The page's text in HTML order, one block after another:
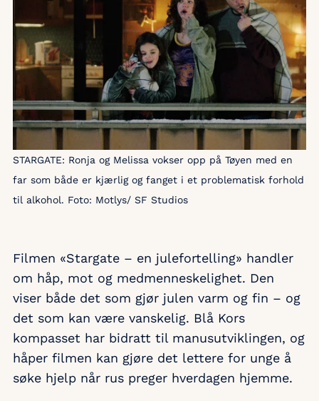
STARGATE: Ronja og Melissa vokser opp på Tøyen med en
far som både er kjærlig og fanget i et problematisk forhold
til alkohol. Foto: Motlys/ SF Studios
Filmen «Stargate – en julefortelling» handler
om håp, mot og medmenneskelighet. Den
viser både det som gjør julen varm og fin – og
det som kan være vanskelig. Blå Kors
kompasset har bidratt til manusutviklingen, og
håper filmen kan gjøre det lettere for unge å
søke hjelp når rus preger hverdagen hjemme.